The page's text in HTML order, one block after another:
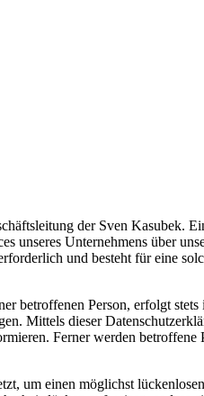
der Sven Kasubek.
unseres Unternehmens über
und besteht für eine
betroffenen Person, erfolgt
Mittels dieser
Ferner werden betroffene
um einen möglichst